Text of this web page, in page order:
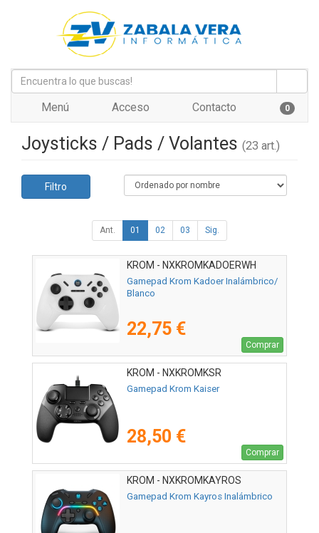
Menú Acceso Contacto 0
Joysticks / Pads / Volantes (23 art.)
Filtro
Ant. 01 02 03 Sig.
KROM - NXKROMKADOERWH
Gamepad Krom Kadoer Inalámbrico/
Blanco
22,75 €
Comprar
KROM - NXKROMKSR
Gamepad Krom Kaiser
28,50 €
Comprar
KROM - NXKROMKAYROS
Gamepad Krom Kayros Inalámbrico